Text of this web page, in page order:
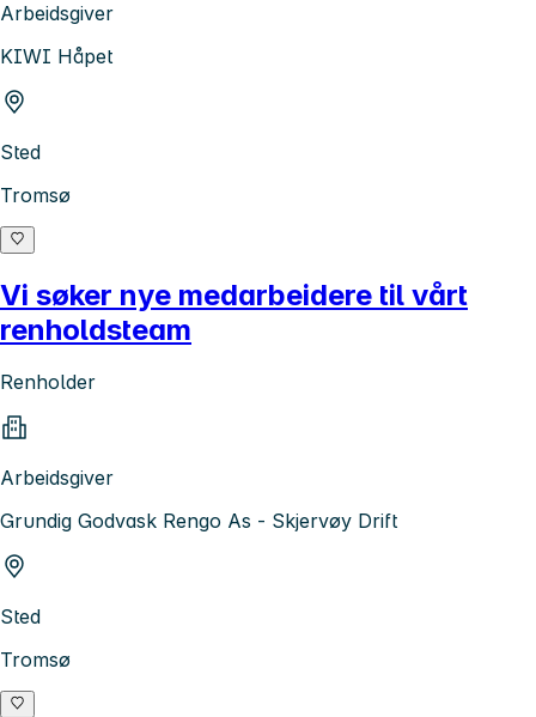
Arbeidsgiver
KIWI Håpet
Sted
Tromsø
Vi søker nye medarbeidere til vårt
renholdsteam
Renholder
Arbeidsgiver
Grundig Godvask Rengo As - Skjervøy Drift
Sted
Tromsø